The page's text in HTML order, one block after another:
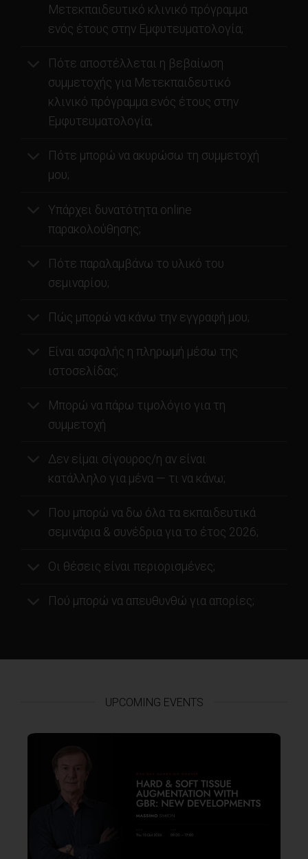
Μετεκπαιδευτικό κλινικό πρόγραμμα
ενός έτους στην Εμφυτευματολογία;
Πότε αποστέλλεται η βεβαίωση
συμμετοχής για Μετεκπαιδευτικό
κλινικό πρόγραμμα ενός έτους στην
Εμφυτευματολογία;
Πότε μπορώ να ακυρώσω τη συμμετοχή
μου;
Υπάρχει δυνατότητα online
παρακολούθησης;
Πότε παραλαμβάνω το υλικό του
σεμιναρίου;
Πώς μπορώ να κάνω την εγγραφή μου;
Είναι ασφαλής η πληρωμή μέσω της
ιστοσελίδας;
Μπορώ να πάρω τιμολόγιο για τη
συμμετοχή
Δεν είμαι σίγουρος/η αν είναι
κατάλληλο για μένα — τι να κάνω;
Που μπορώ να δω όλα τα εκπαιδευτικά
σεμινάρια & συνέδρια για το έτος 2026;
Οι θέσεις είναι περιορισμένες;
Πού μπορώ να απευθυνθώ για απορίες;
UPCOMING EVENTS